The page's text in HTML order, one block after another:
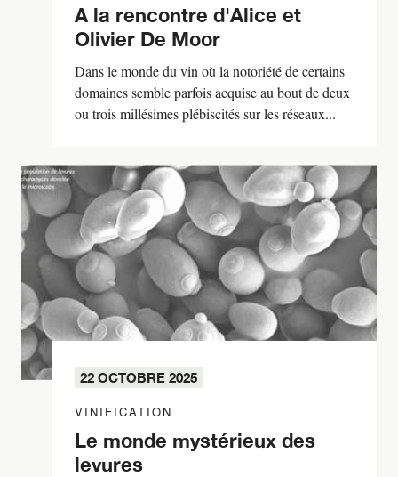
A la rencontre d'Alice et
Olivier De Moor
Dans le monde du vin où la notoriété de certains
domaines semble parfois acquise au bout de deux
ou trois millésimes plébiscités sur les réseaux...
22 OCTOBRE 2025
VINIFICATION
Le monde mystérieux des
levures